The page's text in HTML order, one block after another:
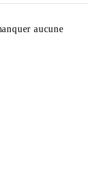
aucune